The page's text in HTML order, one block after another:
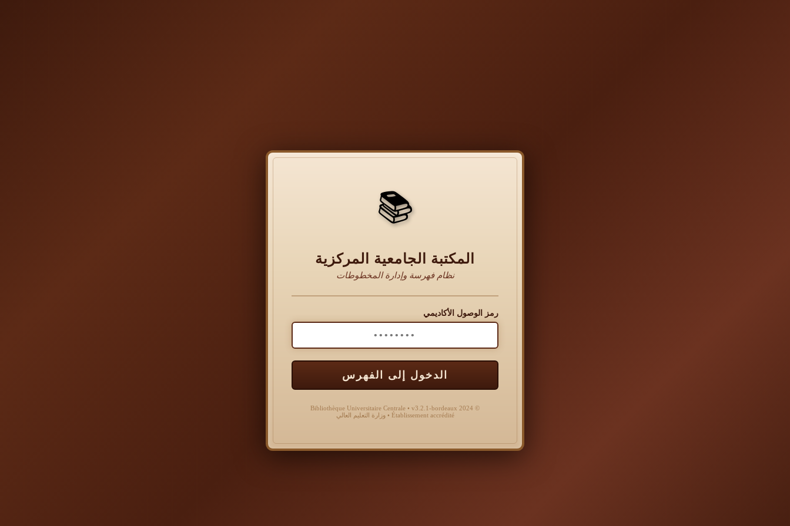
📚
المكتبة الجامعية المركزية
نظام فهرسة وإدارة المخطوطات
رمز الوصول الأكاديمي
الدخول إلى الفهرس
© 2024 Bibliothèque Universitaire Centrale • v3.2.1-bordeaux
Établissement accrédité • وزارة التعليم العالي